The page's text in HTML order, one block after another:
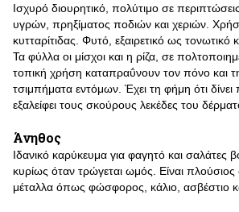
Ισχυρό διουρητικό, πολύτιμο σε
υγρών, πρηξίματος ποδιών και χεριών.
κυτταρίτιδας. Φυτό, εξαιρετικό ως τονωτικό
Τα φύλλα οι μίσχοι και η ρίζα, σε
τοπική χρήση καταπραΰνουν τον πόνο και
τσιμπήματα εντόμων. Έχει τη φήμη ότι δίνει
εξαλείφει τους σκούρους λεκέδες του
Άνηθος
Ιδανικό καρύκευμα για φαγητό και σαλάτες
κυρίως όταν τρώγεται ωμός. Είναι πλούσιος
μέταλλα όπως φώσφορος, κάλιο, ασβέστιο